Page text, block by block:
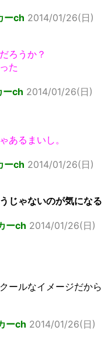
ーch 2014/01/26(日)
ろうか？
た
ーch 2014/01/26(日)
あるまいし。
ーch 2014/01/26(日)
じゃないのが気になる
ーch 2014/01/26(日)
ールなイメージだから
ーch 2014/01/26(日)